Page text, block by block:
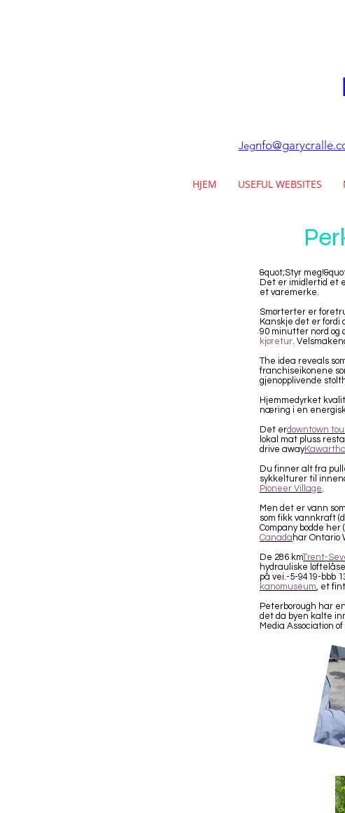
Jeg
HJEM USEFUL WEBSITES
&quot;Styr
Det er imidlertid et
et varemerke.
Smørterter er
Kanskje det er
90 minutter nord og
kjøretur.
The idea reveals
franchiseikonene
gjenopplivende
Hjemmedyrket
næring i en
Det erdowntown
lokal mat pluss
drive awayKawartha
Du finner alt fra
sykkelturer til
Pioneer Village.
Men det er vann
som fikk vannkraft
Company bodde her
Canada har Ontario
De 286 kmTrent-
hydrauliske
på vei.-5-9419-bbb
kanomuseum, et
Peterborough har
det da byen kalte
Media Association